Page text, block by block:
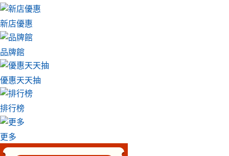
新店優惠
品牌館
優惠天天抽
排行榜
更多